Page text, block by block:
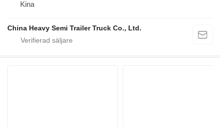
Kina
China Heavy Semi Trailer Truck Co., Ltd.